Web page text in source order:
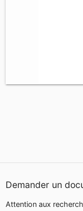
Demander un
Attention aux